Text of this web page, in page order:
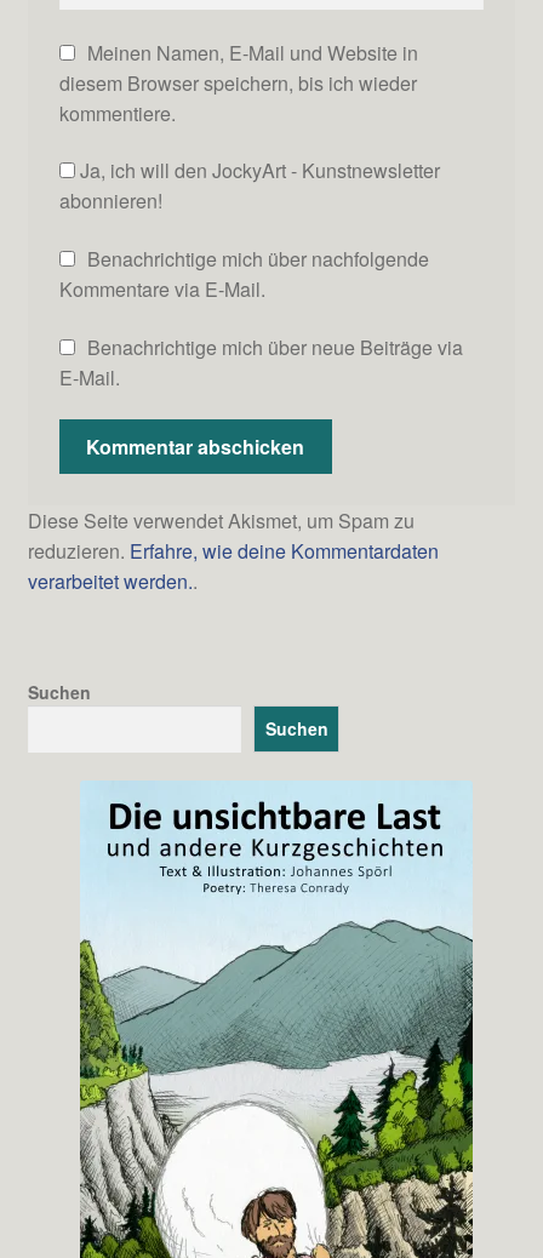
Meinen Namen, E-Mail und Website in
diesem Browser speichern, bis ich wieder
kommentiere.
Ja, ich will den JockyArt - Kunstnewsletter
abonnieren!
Benachrichtige mich über nachfolgende
Kommentare via E-Mail.
Benachrichtige mich über neue Beiträge via
E-Mail.
Diese Seite verwendet Akismet, um Spam zu
reduzieren. Erfahre, wie deine Kommentardaten
verarbeitet werden..
Suchen
Suchen